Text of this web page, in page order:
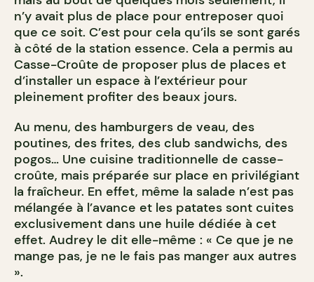
n’y avait plus de place pour entreposer quoi
que ce soit. C’est pour cela qu’ils se sont garés
à côté de la station essence. Cela a permis au
Casse-Croûte de proposer plus de places et
d’installer un espace à l’extérieur pour
pleinement profiter des beaux jours.
Au menu, des hamburgers de veau, des
poutines, des frites, des club sandwichs, des
pogos… Une cuisine traditionnelle de casse-
croûte, mais préparée sur place en privilégiant
la fraîcheur. En effet, même la salade n’est pas
mélangée à l’avance et les patates sont cuites
exclusivement dans une huile dédiée à cet
effet. Audrey le dit elle-même : « Ce que je ne
mange pas, je ne le fais pas manger aux autres
».